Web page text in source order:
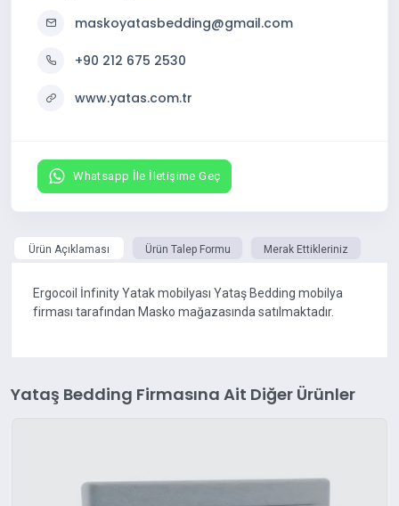
maskoyatasbedding@gmail.com
+90 212 675 2530
www.yatas.com.tr
Whatsapp İle İletişime Geç
Ürün Açıklaması Ürün Talep Formu Merak Ettikleriniz
Ergocoil İnfinity Yatak mobilyası Yataş Bedding mobilya
firması tarafından Masko mağazasında satılmaktadır.
Yataş Bedding Firmasına Ait Diğer Ürünler